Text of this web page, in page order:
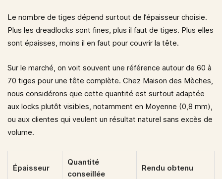
Le nombre de tiges dépend surtout de l’épaisseur choisie.
Plus les dreadlocks sont fines, plus il faut de tiges. Plus elles
sont épaisses, moins il en faut pour couvrir la tête.
Sur le marché, on voit souvent une référence autour de 60 à
70 tiges pour une tête complète. Chez Maison des Mèches,
nous considérons que cette quantité est surtout adaptée
aux locks plutôt visibles, notamment en Moyenne (0,8 mm),
ou aux clientes qui veulent un résultat naturel sans excès de
volume.
Épaisseur
Quantité
conseillée
Rendu obtenu